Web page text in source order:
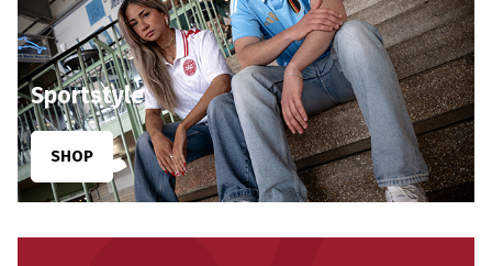
Sportstyle
SHOP